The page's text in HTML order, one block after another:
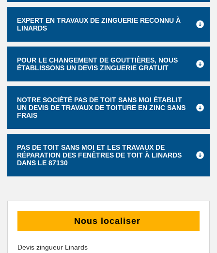
EXPERT EN TRAVAUX DE ZINGUERIE RECONNU À
LINARDS
POUR LE CHANGEMENT DE GOUTTIÈRES, NOUS
ÉTABLISSONS UN DEVIS ZINGUERIE GRATUIT
NOTRE SOCIÉTÉ PAS DE TOIT SANS MOI ÉTABLIT
UN DEVIS DE TRAVAUX DE TOITURE EN ZINC SANS
FRAIS
PAS DE TOIT SANS MOI ET LES TRAVAUX DE
RÉPARATION DES FENÊTRES DE TOIT À LINARDS
DANS LE 87130
Nous localiser
Devis zingueur Linards